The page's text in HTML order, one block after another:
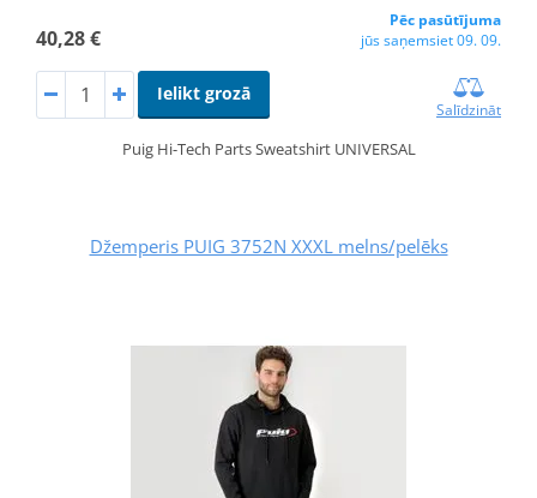
40,28 €
Pēc pasūtījuma
jūs saņemsiet 09. 09.
Ielikt grozā
Salīdzināt
Puig Hi-Tech Parts Sweatshirt UNIVERSAL
Džemperis PUIG 3752N XXXL melns/pelēks